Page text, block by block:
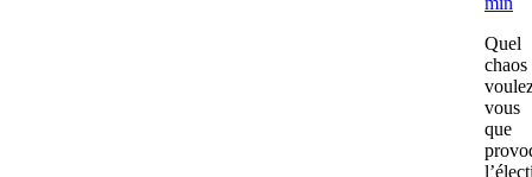
Quel
chaos
vous
que